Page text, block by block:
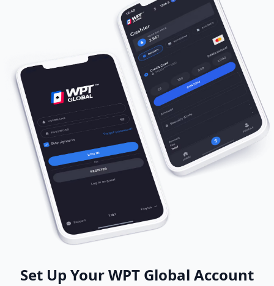
Set Up Your WPT Global Account